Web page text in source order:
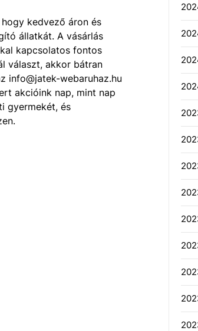
kedvező áron és
állatkát. A vásárlás
kapcsolatos fontos
választ, akkor bátran
info@jatek-webaruhaz.hu
akcióink nap, mint nap
gyermekét, és